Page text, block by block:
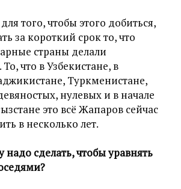
того, чтобы этого добиться,
за короткий срок то, что
страны делали
что в Узбекистане, в
Туркменистане,
нулевых и в начале
это всё Жапаров сейчас
в несколько лет.
сделать, чтобы уравнять